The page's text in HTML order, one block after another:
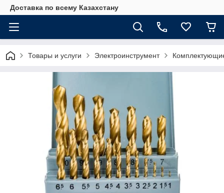
Доставка по всему Казахстану
Товары и услуги Электроинструмент